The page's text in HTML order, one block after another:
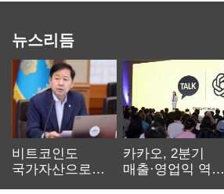
뉴스리듬
비트코인도
국가자산으로…'
카카오, 2분기
매출·영업익 역대